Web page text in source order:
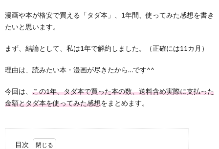
漫画や本が格安で買える「タダ本」、1年間、使ってみた感想を書き
たいと思います。
まず、結論として、私は1年で解約しました。（正確には11カ月）
理由は、読みたい本・漫画が尽きたから…です^^
今回は、 この1年、タダ本で買った本の数、送料含め実際に支払った
金額とタダ本を使ってみた感想をまとめます。
目次